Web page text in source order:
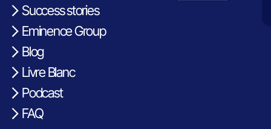
Success stories
Eminence Group
Blog
Livre Blanc
Podcast
FAQ